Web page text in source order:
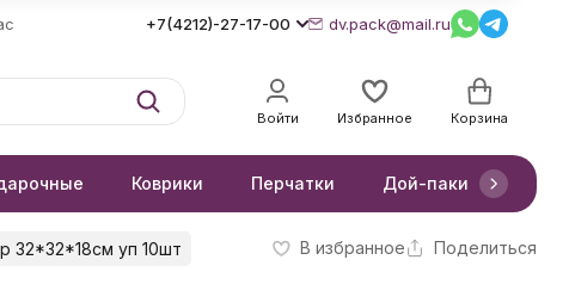
+7(4212)-27-17-00 dv.pack@mail.ru
Войти Избранное Корзина
Коврики Перчатки Дой-паки
32*32*18см уп 10шт В избранное Поделиться